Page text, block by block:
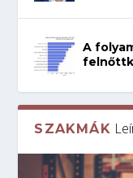
A
SZAKMÁK